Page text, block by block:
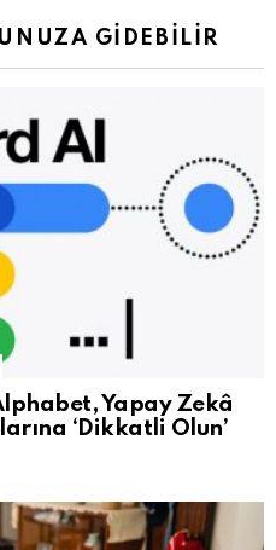
GIDEBILIR
Yapay Zekâ
‘Dikkatli Olun’